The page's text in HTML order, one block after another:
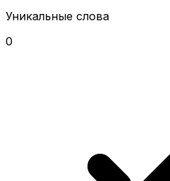
Уникальные слова
0